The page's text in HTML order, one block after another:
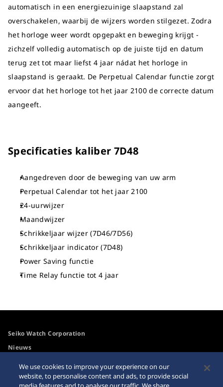
automatisch in een energiezuinige slaapstand zal
overschakelen, waarbij de wijzers worden stilgezet. Zodra
het horloge weer wordt opgepakt en beweging krijgt -
zichzelf volledig automatisch op de juiste tijd en datum
terug zet tot maar liefst 4 jaar nádat het horloge in
slaapstand is geraakt. De Perpetual Calendar functie zorgt
ervoor dat het horloge tot het jaar 2100 de correcte datum
aangeeft.
Specificaties kaliber 7D48
Aangedreven door de beweging van uw arm
Perpetual Calendar tot het jaar 2100
24-uurwijzer
Maandwijzer
Schrikkeljaar wijzer (7D46/7D56)
Schrikkeljaar indicator (7D48)
Power Saving functie
Time Relay functie tot 4 jaar
Seiko Watch Corporation
Nieuws
We use cookies to improve your experience on our
website, to personalise content and ads, to provide social